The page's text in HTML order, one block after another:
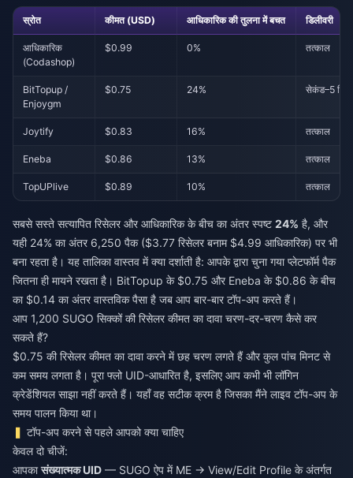
स्रोत कीमत (USD) आधिकारिक की तुलना में बचत डिलीवरी
आधिकारिक
(Codashop)
$0.99 0% तत्काल
BitTopup /
Enjoygm
$0.75 24% सेकंड–5
Joytify $0.83 16% तत्काल
Eneba $0.86 13% तत्काल
TopUPlive $0.89 10% तत्काल
सबसे सस्ते सत्यापित रिसेलर और आधिकारिक के बीच का अंतर स्पष्ट 24% है, और
यही 24% का अंतर 6,250 पैक ($3.77 रिसेलर बनाम $4.99 आधिकारिक) पर भी
बना रहता है। यह तालिका वास्तव में क्या दर्शाती है: आपके द्वारा चुना गया प्लेटफॉर्म पैक
जितना ही मायने रखता है। BitTopup के $0.75 और Eneba के $0.86 के बीच
का $0.14 का अंतर वास्तविक पैसा है जब आप बार-बार टॉप-अप करते हैं।
आप 1,200 SUGO सिक्कों की रिसेलर कीमत का दावा चरण-दर-चरण कैसे कर
सकते हैं?
$0.75 की रिसेलर कीमत का दावा करने में छह चरण लगते हैं और कुल पांच मिनट से
कम समय लगता है। पूरा फ्लो UID-आधारित है, इसलिए आप कभी भी लॉगिन
क्रेडेंशियल साझा नहीं करते हैं। यहाँ वह सटीक क्रम है जिसका मैंने लाइव टॉप-अप के
समय पालन किया था।
टॉप-अप करने से पहले आपको क्या चाहिए
केवल दो चीजें:
आपकासंख्यात्मक UID — SUGO ऐप में ME → View/Edit Profile के अंतर्गत